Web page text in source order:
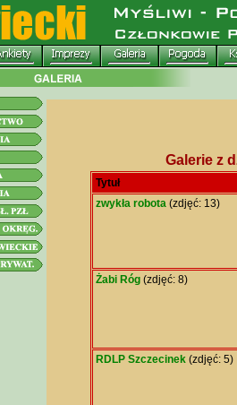
Galerie z
Tytuł
zwykła robota(zdjęć: 13)
Żabi Róg(zdjęć: 8)
RDLP Szczecinek(zdjęć: 5)